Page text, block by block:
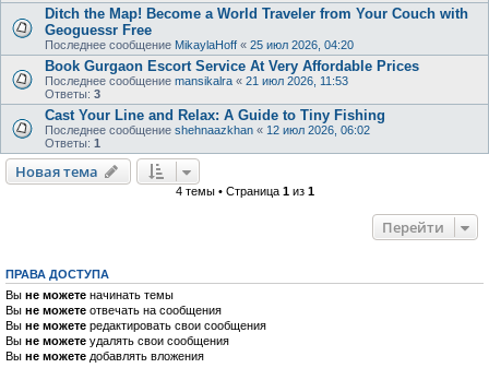
Ditch the Map! Become a World Traveler from Your Couch with
Geoguessr Free
Последнее сообщение MikaylaHoff « 25 июл 2026, 04:20
Book Gurgaon Escort Service At Very Affordable Prices
Последнее сообщение mansikalra « 21 июл 2026, 11:53
Ответы: 3
Cast Your Line and Relax: A Guide to Tiny Fishing
Последнее сообщение shehnaazkhan « 12 июл 2026, 06:02
Ответы: 1
Новая тема
4 темы • Страница 1из 1
Перейти
ПРАВА ДОСТУПА
Вы не можете начинать темы
Вы не можете отвечать на сообщения
Вы не можете редактировать свои сообщения
Вы не можете удалять свои сообщения
Вы не можете добавлять вложения